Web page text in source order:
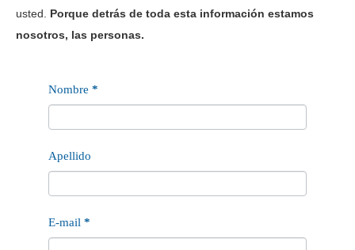
usted. Porque detrás de toda esta información estamos
nosotros, las personas.
Contacto
Nombre *
Apellido
E-mail *